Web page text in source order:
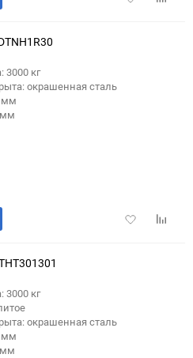
3000 кг
окрашенная сталь
мм
Добавить
3000 кг
окрашенная сталь
мм